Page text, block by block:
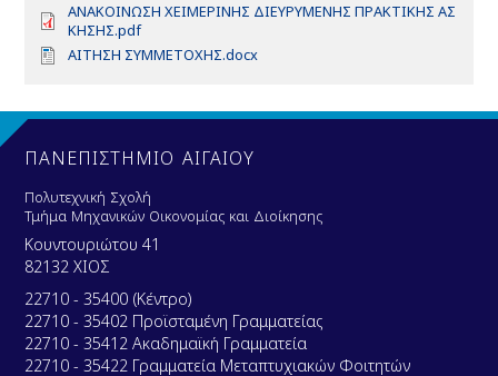
D
o
c
u
n
ΑΝΑΚΟΙΝΩΣΗ ΧΕΙΜΕΡΙΝΗΣ ΔΙΕΥΡΥΜΕΝΗΣ ΠΡΑΚΤΙΚΗΣ ΑΣ
ΚΗΣΗΣ.pdf
D
u
e
n
t
ΑΙΤΗΣΗ ΣΥΜΜΕΤΟΧΗΣ.docx
ΠΑΝΕΠΙΣΤΗΜΙΟ ΑΙΓΑΙΟΥ
Πολυτεχνική Σχολή
Τμήμα Μηχανικών Οικονομίας και Διοίκησης
Κουντουριώτου 41
82132 ΧΙΟΣ
22710 - 35400 (Κέντρο)
22710 - 35402 Προϊσταμένη Γραμματείας
22710 - 35412 Ακαδημαϊκή Γραμματεία
22710 - 35422 Γραμματεία Μεταπτυχιακών Φοιτητών